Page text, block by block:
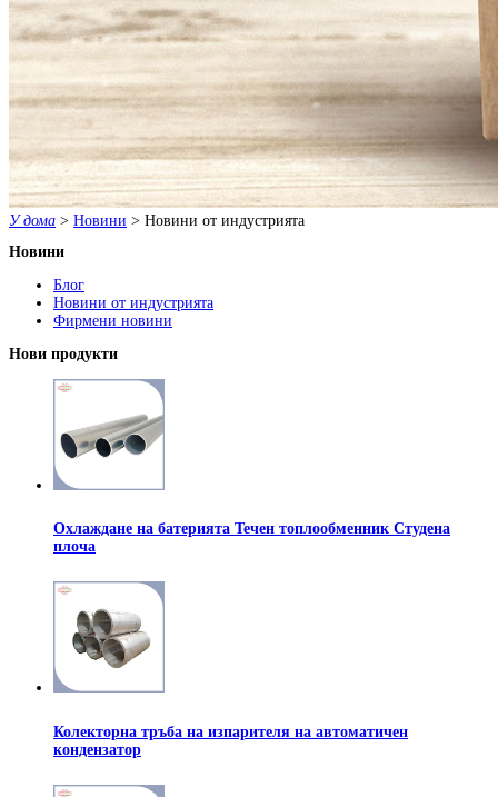
У дома > Новини > Новини от индустрията
Новини
Блог
Новини от индустрията
Фирмени новини
Нови продукти
Охлаждане на батерията Течен топлообменник Студена
плоча
Колекторна тръба на изпарителя на автоматичен
кондензатор